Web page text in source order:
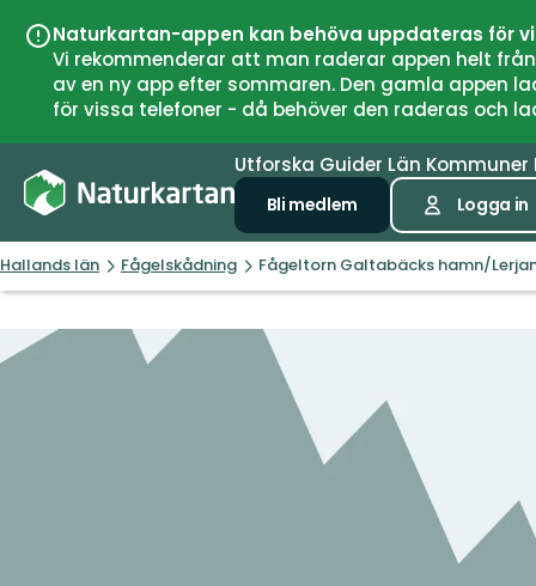
Naturkartan-appen kan behöva uppdateras för
Vi rekommenderar att man raderar appen helt
av en ny app efter sommaren. Den gamla
för vissa telefoner - då behöver den raderas och
Utforska Guider Län Kommuner
Bli medlem Logga in
Hallands län Fågelskådning Fågeltorn Galtabäcks hamn/